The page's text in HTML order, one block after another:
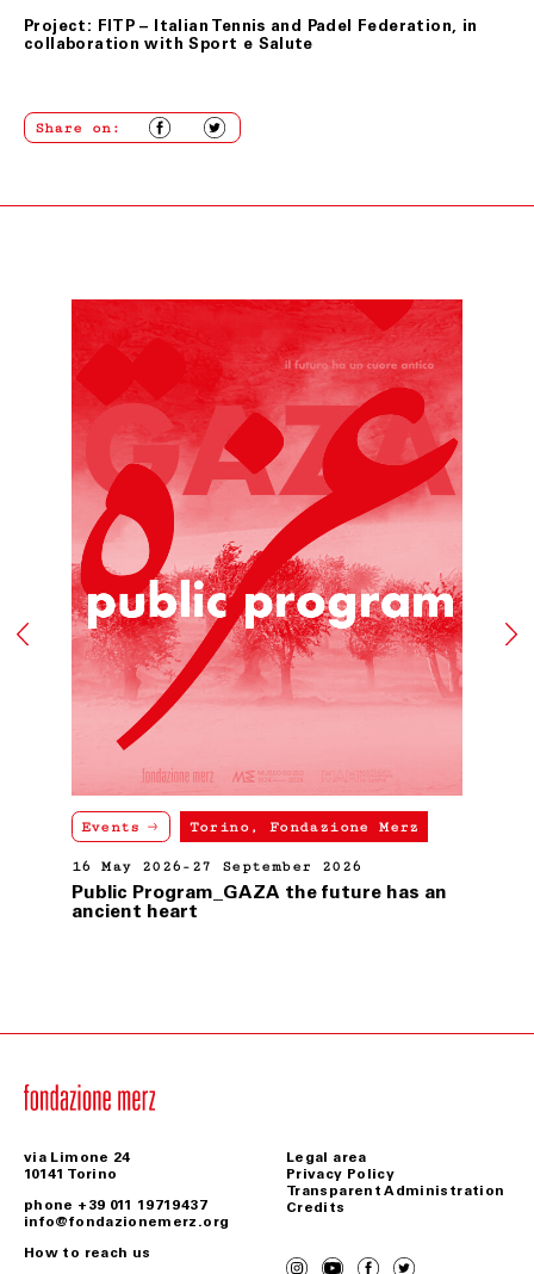
Project: FITP – Italian Tennis and Padel Federation, in
collaboration with Sport e Salute
Share on:
Events Torino, Fondazione Merz
16 May 2026-27 September 2026
Public Program_GAZA the future has an
ancient heart
via Limone 24
10141 Torino
phone +39 011 19719437
info@fondazionemerz.org
How to reach us
Legal area
Privacy Policy
Transparent Administration
Credits